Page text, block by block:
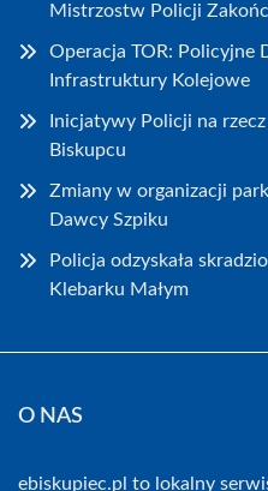
Mistrzostw Policji
Operacja TOR: Policyjne
Infrastruktury Kolejowe
Inicjatywy Policji na
Biskupcu
Zmiany w organizacji
Dawcy Szpiku
Policja odzyskała
Klebarku Małym
O NAS
ebiskupiec.pl to lokalny